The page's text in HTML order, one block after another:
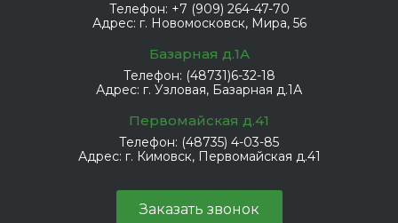
Телефон: +7 (909) 264-47-70
Адрес: г. Новомосковск, Мира, 56
Базарная д.1А
Телефон: (48731)6-32-18
Адрес: г. Узловая, Базарная д.1А
Первомайская д.41
Телефон: (48735) 4-03-85
Адрес: г. Кимовск, Первомайская д.41
Заказать звонок